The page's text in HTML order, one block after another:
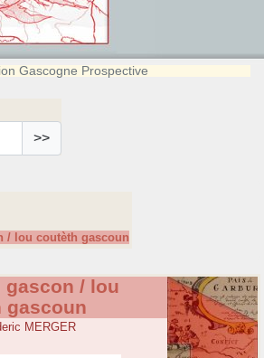
Gascogne Prospective
>>
/ lou coutèth gascoun
gascon / lou
gascoun
MERGER